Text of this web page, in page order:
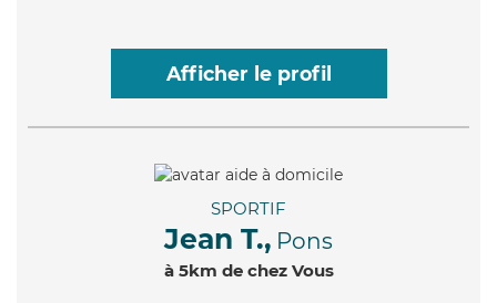
Afficher le profil
SPORTIF
Jean T., Pons
à 5km de chez Vous